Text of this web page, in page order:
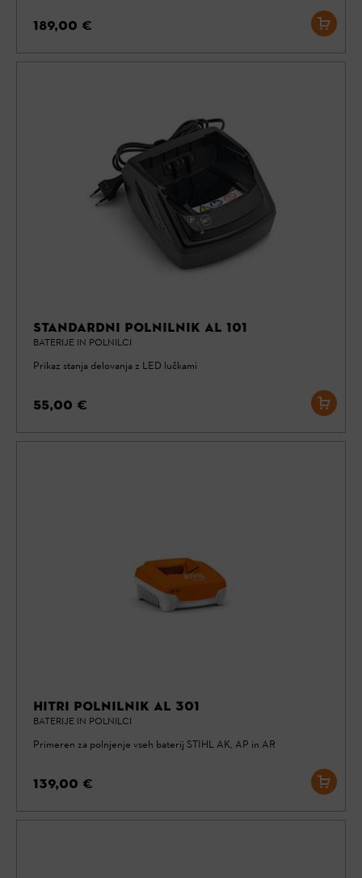
189,00 €
STANDARDNI POLNILNIK AL 101
BATERIJE IN POLNILCI
Prikaz stanja delovanja z LED lučkami
55,00 €
HITRI POLNILNIK AL 301
BATERIJE IN POLNILCI
Primeren za polnjenje vseh baterij STIHL AK, AP in AR
139,00 €